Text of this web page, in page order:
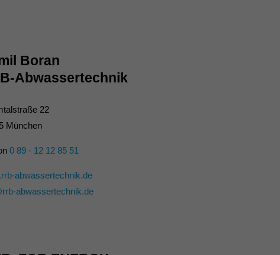
Boran
Abwassertechnik
22
München
0 89 - 12 12 85 51
abwassertechnik.de
abwassertechnik.de